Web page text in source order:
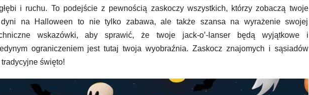
i ruchu. To podejście z pewnością zaskoczy wszystkich, którzy zobaczą twoje
dyni na Halloween to nie tylko zabawa, ale także szansa na wyrażenie swojej
wskazówki, aby sprawić, że twoje jack-o’-lanser będą wyjątkowe i
ograniczeniem jest tutaj twoja wyobraźnia. Zaskocz znajomych i sąsiadów
święto!